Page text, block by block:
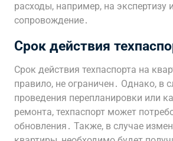
расходы, например, на экспертизу
сопровождение․
Срок действия
Срок действия техпаспорта на
правило, не ограничен․ Однако, в
проведения перепланировки или
ремонта, техпаспорт может
обновления․ Также, в случае